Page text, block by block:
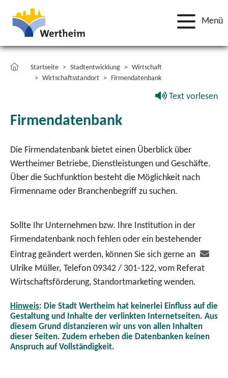
Menü
Startseite Stadtentwicklung
Wirtschaft
Wirtschaftsstandort
Firmendatenbank
Text vorlesen
Firmendatenbank
Die Firmendatenbank bietet einen Überblick über
Wertheimer Betriebe, Dienstleistungen und Geschäfte.
Über die Suchfunktion besteht die Möglichkeit nach
Firmenname oder Branchenbegriff zu suchen.
Sollte Ihr Unternehmen bzw. Ihre Institution in der
Firmendatenbank noch fehlen oder ein bestehender
Eintrag geändert werden, können Sie sich gerne an
Ulrike Müller, Telefon 09342 / 301-122, vom Referat
Wirtschaftsförderung, Standortmarketing wenden.
Hinweis: Die Stadt Wertheim hat keinerlei Einfluss auf die
Gestaltung und Inhalte der verlinkten Internetseiten. Aus
diesem Grund distanzieren wir uns von allen Inhalten
dieser Seiten. Zudem erheben die Datenbanken keinen
Anspruch auf Vollständigkeit.